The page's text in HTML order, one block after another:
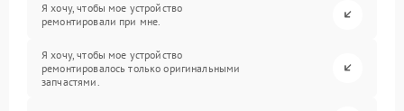
Я хочу, чтобы мое устройство
ремонтировали при мне.
Я хочу, чтобы мое устройство
ремонтировалось только оригинальными
запчастями.